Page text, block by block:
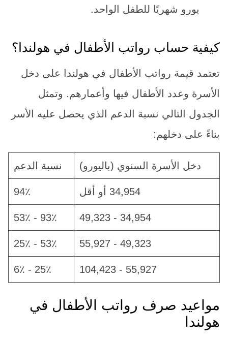
يورو شهريًا للطفل الواحد.
كيفية حساب رواتب الأطفال في هولندا؟
تعتمد قيمة رواتب الأطفال في هولندا على دخل
الأسرة وعدد الأطفال فيها وأعمارهم. وتمثل
الجدول التالي نسبة الدعم الذي يحصل عليه الأسر
بناءً على دخلهم:
دخل الأسرة السنوي (باليورو) نسبة الدعم
34,954 أو أقل 94٪
34,954 - 49,323 93٪ - 53٪
49,323 - 55,927 53٪ - 25٪
55,927 - 104,423 25٪ - 6٪
مواعيد صرف رواتب الأطفال في
هولندا